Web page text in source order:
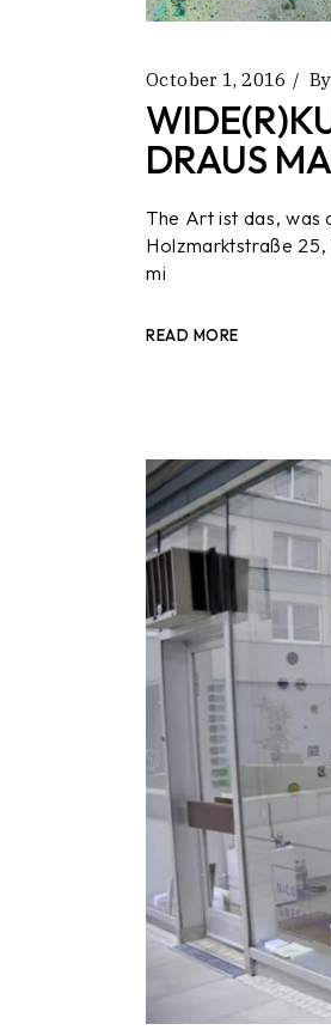
October 1, 2016 By
DRAUS
The Art ist das, was
Holzmarktstraße 25,
mi
READ MORE